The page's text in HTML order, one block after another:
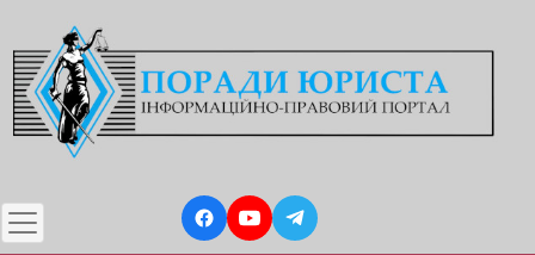
до
основного
вмісту